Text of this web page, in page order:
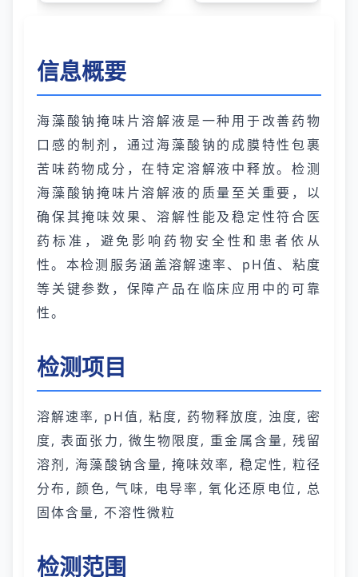
信息概要
海藻酸钠掩味片溶解液是一种用于改善药物
口感的制剂，通过海藻酸钠的成膜特性包裹
苦味药物成分，在特定溶解液中释放。检测
海藻酸钠掩味片溶解液的质量至关重要，以
确保其掩味效果、溶解性能及稳定性符合医
药标准，避免影响药物安全性和患者依从
性。本检测服务涵盖溶解速率、pH值、粘度
等关键参数，保障产品在临床应用中的可靠
性。
检测项目
溶解速率, pH值, 粘度, 药物释放度, 浊度, 密
度, 表面张力, 微生物限度, 重金属含量, 残留
溶剂, 海藻酸钠含量, 掩味效率, 稳定性, 粒径
分布, 颜色, 气味, 电导率, 氧化还原电位, 总
固体含量, 不溶性微粒
检测范围